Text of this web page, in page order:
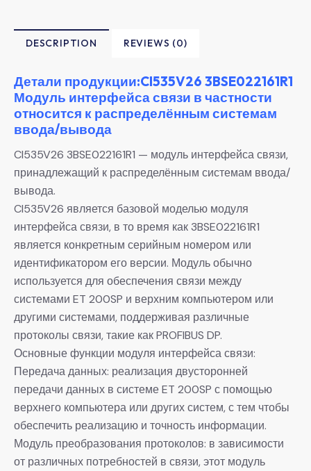
DESCRIPTION REVIEWS (0)
Детали продукции:CI535V26 3BSE022161R1
Модуль интерфейса связи в частности
относится к распределённым системам
ввода/вывода
CI535V26 3BSE022161R1 — модуль интерфейса связи,
принадлежащий к распределённым системам ввода/
вывода.
CI535V26 является базовой моделью модуля
интерфейса связи, в то время как 3BSE022161R1
является конкретным серийным номером или
идентификатором его версии. Модуль обычно
используется для обеспечения связи между
системами ET 200SP и верхним компьютером или
другими системами, поддерживая различные
протоколы связи, такие как PROFIBUS DP.
Основные функции модуля интерфейса связи:
Передача данных: реализация двусторонней
передачи данных в системе ET 200SP с помощью
верхнего компьютера или других систем, с тем чтобы
обеспечить реализацию и точность информации.
Модуль преобразования протоколов: в зависимости
от различных потребностей в связи, этот модуль